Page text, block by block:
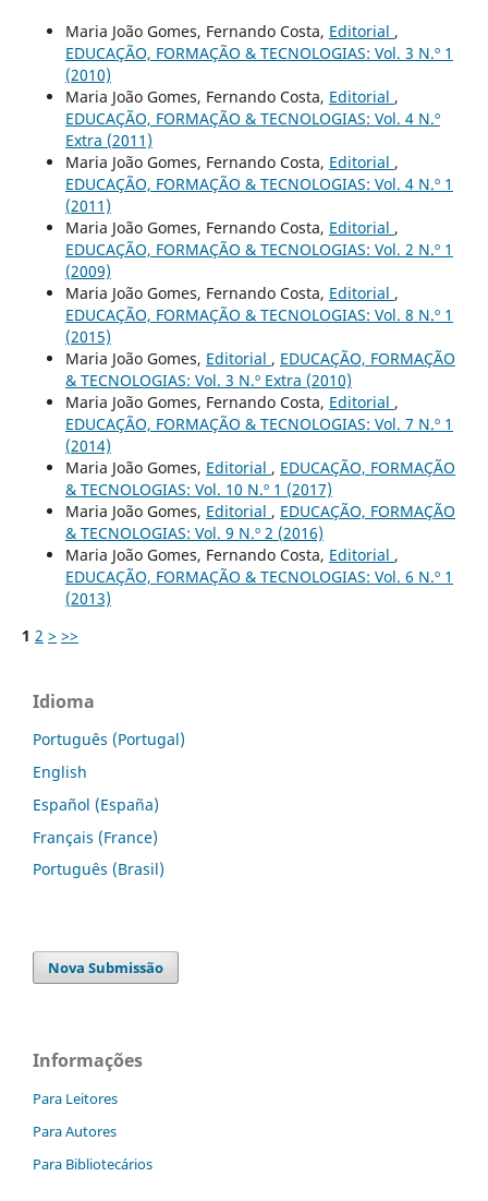
Maria João Gomes, Fernando Costa, Editorial ,
EDUCAÇÃO, FORMAÇÃO & TECNOLOGIAS: Vol. 3 N.º 1
(2010)
Maria João Gomes, Fernando Costa, Editorial ,
EDUCAÇÃO, FORMAÇÃO & TECNOLOGIAS: Vol. 4 N.º
Extra (2011)
Maria João Gomes, Fernando Costa, Editorial ,
EDUCAÇÃO, FORMAÇÃO & TECNOLOGIAS: Vol. 4 N.º 1
(2011)
Maria João Gomes, Fernando Costa, Editorial ,
EDUCAÇÃO, FORMAÇÃO & TECNOLOGIAS: Vol. 2 N.º 1
(2009)
Maria João Gomes, Fernando Costa, Editorial ,
EDUCAÇÃO, FORMAÇÃO & TECNOLOGIAS: Vol. 8 N.º 1
(2015)
Maria João Gomes, Editorial , EDUCAÇÃO, FORMAÇÃO
& TECNOLOGIAS: Vol. 3 N.º Extra (2010)
Maria João Gomes, Fernando Costa, Editorial ,
EDUCAÇÃO, FORMAÇÃO & TECNOLOGIAS: Vol. 7 N.º 1
(2014)
Maria João Gomes, Editorial , EDUCAÇÃO, FORMAÇÃO
& TECNOLOGIAS: Vol. 10 N.º 1 (2017)
Maria João Gomes, Editorial , EDUCAÇÃO, FORMAÇÃO
& TECNOLOGIAS: Vol. 9 N.º 2 (2016)
Maria João Gomes, Fernando Costa, Editorial ,
EDUCAÇÃO, FORMAÇÃO & TECNOLOGIAS: Vol. 6 N.º 1
(2013)
1 2 > >>
Idioma
Português (Portugal)
English
Español (España)
Français (France)
Português (Brasil)
Nova Submissão
Informações
Para Leitores
Para Autores
Para Bibliotecários